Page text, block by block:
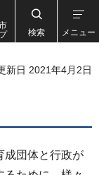
検索 メニュー
新日 2021年4月2日
成団体と行政が